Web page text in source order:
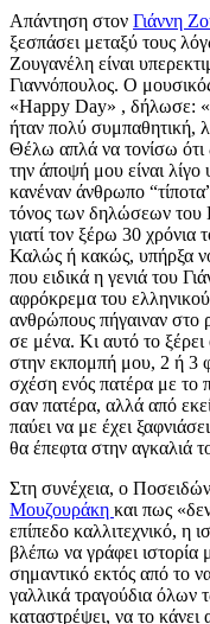
Απάντηση στον Γιάννη
ξεσπάσει μεταξύ τους
Ζουγανέλη είναι
Γιαννόπουλος. Ο
«Happy Day» , δήλωσε:
ήταν πολύ συμπαθητική,
Θέλω απλά να τονίσω ότι
την άποψή μου είναι λίγο
κανέναν άνθρωπο
τόνος των δηλώσεων του
γιατί τον ξέρω 30 χρόνια
Καλώς ή κακώς, υπήρξα
που ειδικά η γενιά του
αφρόκρεμα του
ανθρώπους πήγαιναν στο
σε μένα. Κι αυτό το ξέρει
στην εκπομπή μου, 2 ή 3
σχέση ενός πατέρα με το
σαν πατέρα, αλλά από
παύει να με έχει
θα έπεφτα στην αγκαλιά
Στη συνέχεια, ο
Μουζουράκη και πως
επίπεδο καλλιτεχνικό, η
βλέπω να γράφει ιστορία
σημαντικό εκτός από το
γαλλικά τραγούδια όλων
καταστρέψει, να το